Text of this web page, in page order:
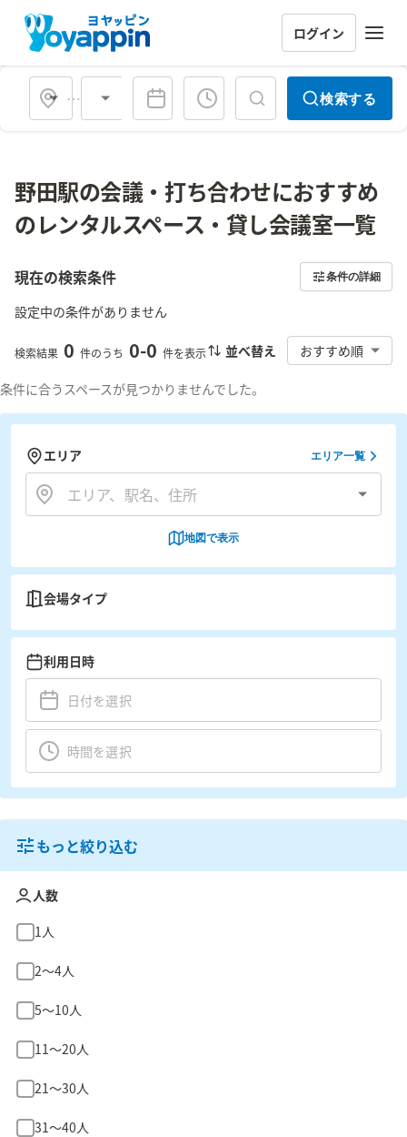
ログイン
会場タイプ 検索する
野田駅の会議・打ち合わせにおすすめ
のレンタルスペース・貸し会議室一覧
現在の検索条件 条件の詳細
設定中の条件がありません
検索結果 0 件のうち 0-0 件を表示 並べ替え おすすめ順
条件に合うスペースが見つかりませんでした。
エリア エリア一覧
地図で表示
会場タイプ
利用日時
もっと絞り込む
人数
1人
2〜4人
5〜10人
11〜20人
21〜30人
31〜40人